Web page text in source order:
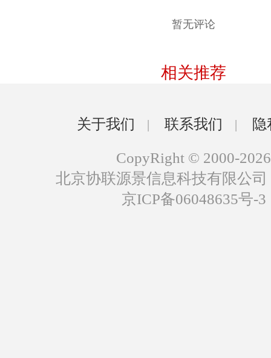
暂无评论
相关推荐
关于我们 | 联系我们 |
CopyRight © 2000-2026
北京协联源景信息科技有限公
京ICP备06048635号-3